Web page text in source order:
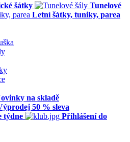
šátky
Tunelové
Letní šátky, tuniky, parea
na skladě
50 % sleva
týdne
Přihlášení do